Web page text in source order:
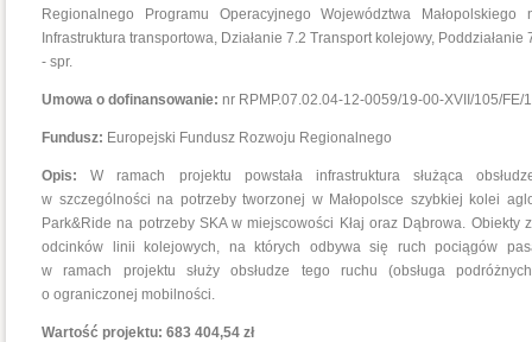
Regionalnego Programu Operacyjnego Województwa
Infrastruktura transportowa, Działanie 7.2 Transport kolejowy,
- spr.
Umowa o dofinansowanie: nr RPMP.07.02.04-12-0059/19-00-XVII/105/FE/
Fundusz: Europejski Fundusz Rozwoju Regionalnego
Opis: W ramach projektu powstała infrastruktura służąca
w szczególności na potrzeby tworzonej w Małopolsce szybkiej kolei
Park&Ride na potrzeby SKA w miejscowości Kłaj oraz Dąbrowa. Obiekty
odcinków linii kolejowych, na których odbywa się ruch pociągów
w ramach projektu służy obsłudze tego ruchu (obsługa
o ograniczonej mobilności.
Wartość projektu: 683 404,54 zł